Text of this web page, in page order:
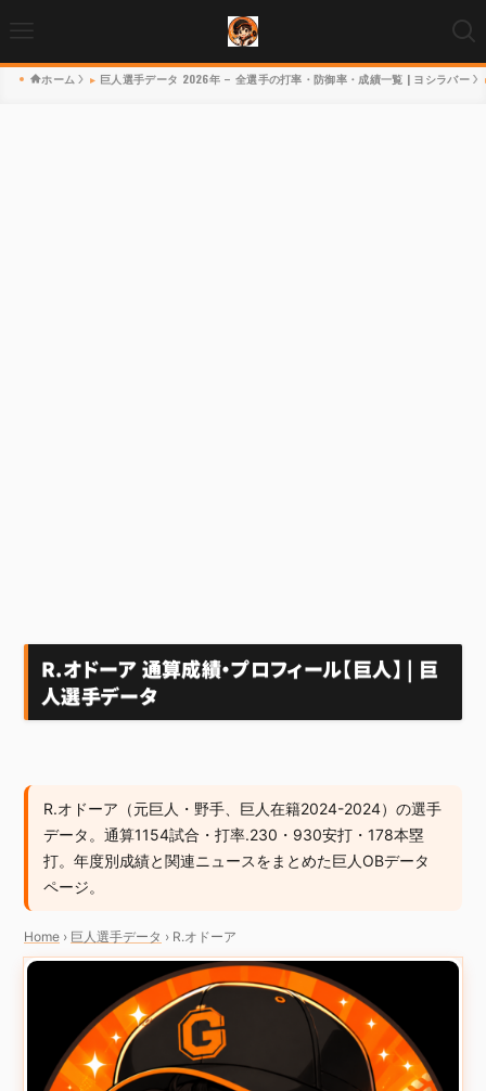
ホーム 巨人選手データ 2026年 – 全選手の打率・防御率・成績一覧 | ヨシラバー
R.オドーア 通算成績・プロフィール【巨人】 | 巨
人選手データ
R.オドーア（元巨人・野手、巨人在籍2024-2024）の選手
データ。通算1154試合・打率.230・930安打・178本塁
打。年度別成績と関連ニュースをまとめた巨人OBデータ
ページ。
Home › 巨人選手データ › R.オドーア